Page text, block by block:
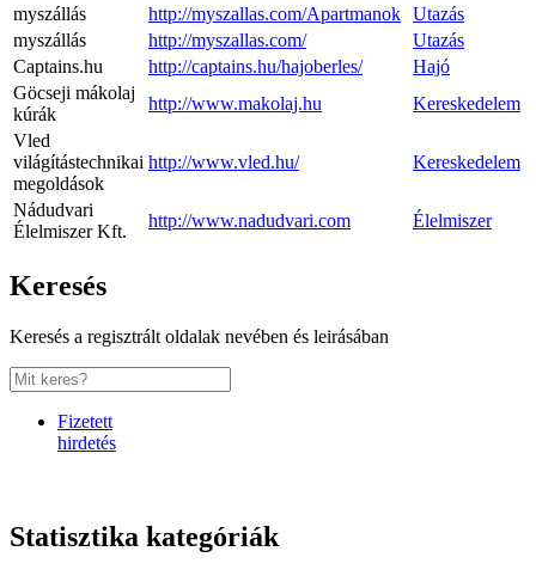
myszállás
http://myszallas.com/Apartmanok Utazás
myszállás
http://myszallas.com/
Utazás
Captains.hu
http://captains.hu/hajoberles/
Hajó
Göcseji mákolaj
kúrák
http://www.makolaj.hu
Kereskedelem
Vled
világítástechnikai
megoldások
http://www.vled.hu/ Kereskedelem
Nádudvari
Élelmiszer Kft.
http://www.nadudvari.com Élelmiszer
Keresés
Keresés a regisztrált oldalak nevében és leirásában
Fizetett
hirdetés
Statisztika kategóriák